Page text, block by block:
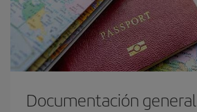
Documentación general